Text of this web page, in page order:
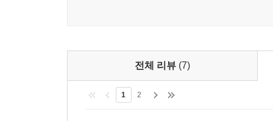
전체 리뷰 (7)
1 2